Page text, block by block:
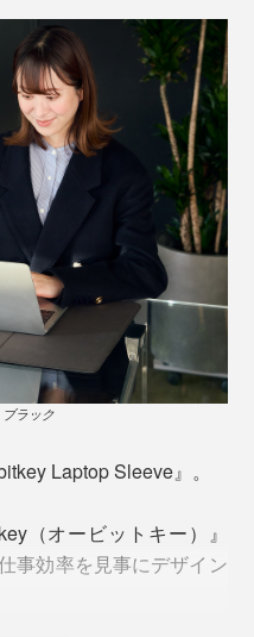
ラック
インなので、広げるの
収納も、すばやくできま
利きの人も、左利きの人
スクマットに変身。収納
を取り出したら、デスク
ラック
Laptop Sleeve』。
（オービットキー）』
事効率を見事にデザイン